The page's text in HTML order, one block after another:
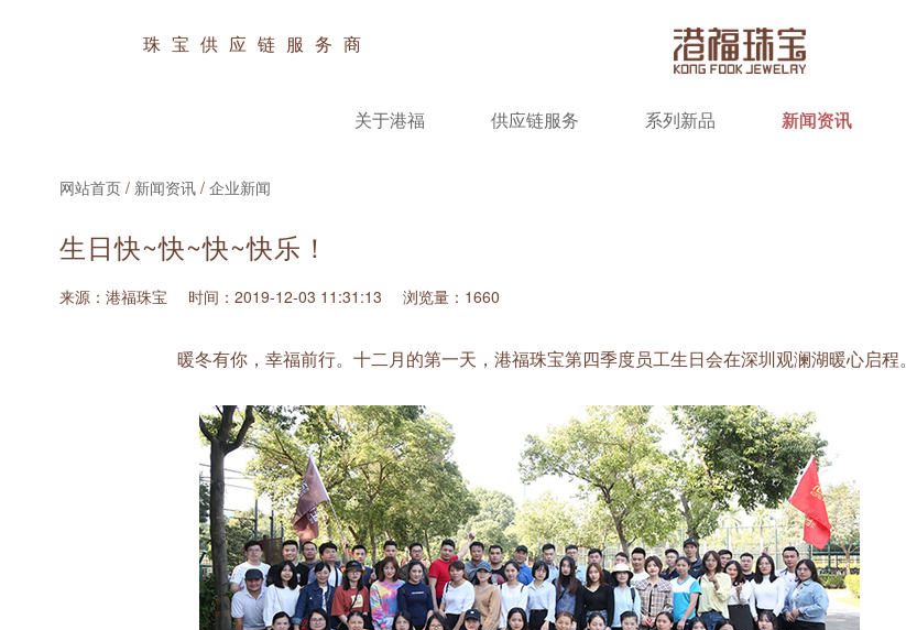
珠宝供应链服务商
关于港福 供应链服务 系列新品 新闻资讯
网站首页/ 新闻资讯/ 企业新闻
生日快~快~快~快乐！
来源：港福珠宝 时间：2019-12-03 11:31:13 浏览量：1660
暖冬有你，幸福前行。十二月的第一天，港福珠宝第四季度员工生日会在深圳观澜湖暖心启程。